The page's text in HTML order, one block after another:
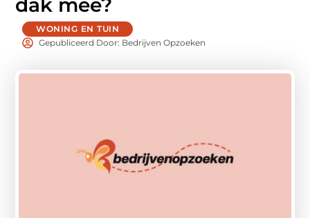
dak mee?
WONING EN TUIN
Gepubliceerd Door: Bedrijven Opzoeken